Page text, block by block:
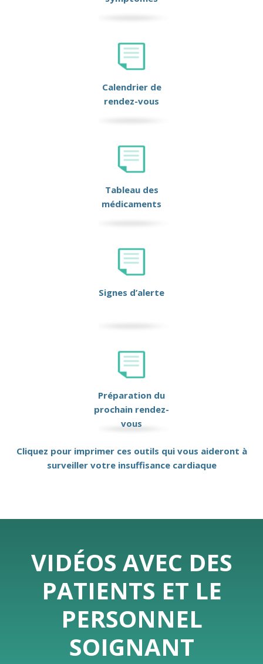
Calendrier de
rendez-vous
Tableau des
médicaments
Signes d’alerte
Préparation du
prochain rendez-
vous
Cliquez pour imprimer ces outils qui vous aideront à
surveiller votre insuffisance cardiaque
VIDÉOS AVEC DES
PATIENTS ET LE
PERSONNEL
SOIGNANT